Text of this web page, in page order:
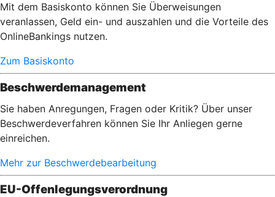
Mit dem Basiskonto können Sie Überweisungen
veranlassen, Geld ein- und auszahlen und die Vorteile des
OnlineBankings nutzen.
Zum Basiskonto
Beschwerdemanagement
Sie haben Anregungen, Fragen oder Kritik? Über unser
Beschwerdeverfahren können Sie Ihr Anliegen gerne
einreichen.
Mehr zur Beschwerdebearbeitung
EU-Offenlegungsverordnung